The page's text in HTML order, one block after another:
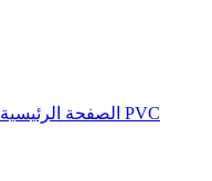
الصفحة الرئيسية